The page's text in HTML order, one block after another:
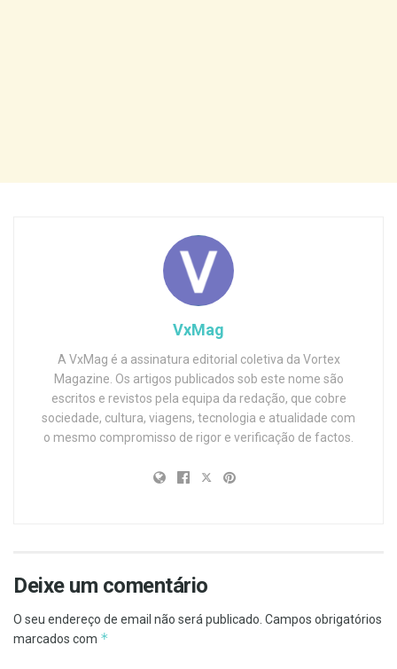
VxMag
A VxMag é a assinatura editorial coletiva da Vortex
Magazine. Os artigos publicados sob este nome são
escritos e revistos pela equipa da redação, que cobre
sociedade, cultura, viagens, tecnologia e atualidade com
o mesmo compromisso de rigor e verificação de factos.
Deixe um comentário
O seu endereço de email não será publicado. Campos obrigatórios
marcados com *